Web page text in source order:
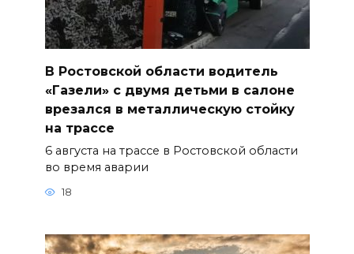
В Ростовской области водитель
«Газели» с двумя детьми в салоне
врезался в металлическую стойку
на трассе
6 августа на трассе в Ростовской области
во время аварии
18